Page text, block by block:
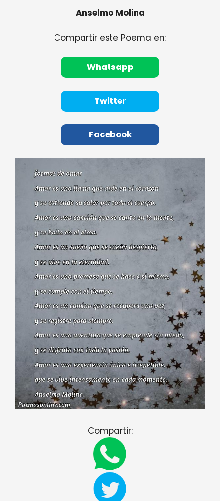
Anselmo Molina
Compartir este Poema en:
Whatsapp
Twitter
Facebook
Compartir: